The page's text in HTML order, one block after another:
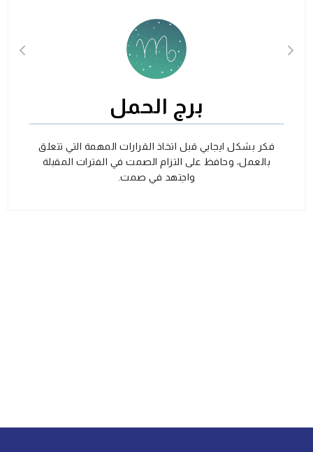
برج الحمل
فكر بشكل ايجابي قبل اتخاذ القرارات المهمة التي تتعلق
بالعمل، وحافظ على التزام الصمت في الفترات المقبلة
واجتهد في صمت.